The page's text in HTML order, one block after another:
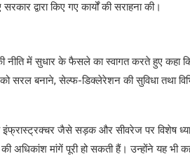
द्वारा किए गए कार्यों की सराहना की।
नीति में सुधार के फैसले का स्वागत करते हुए कहा
सरल बनाने, सेल्फ-डिक्लेरेशन की सुविधा तथा
जैसे सड़क और सीवरेज पर विशेष
अधिकांश मांगें पूरी हो सकती हैं। उन्होंने यह भी